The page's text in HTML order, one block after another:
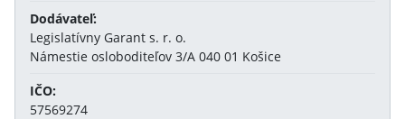
Dodávateľ:
Legislatívny Garant s. r. o.
Námestie osloboditeľov 3/A 040 01 Košice
IČO:
57569274